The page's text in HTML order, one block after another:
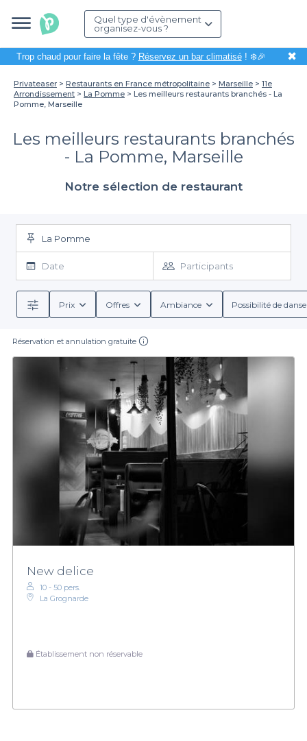
Quel type d'évènement
organisez-vous ?
Trop chaud pour faire la fête ? Réservez un bar climatisé! ❄️🎉 ✖
Privateaser Restaurants en France métropolitaine Marseille
11e
Arrondissement
La Pomme
Les meilleurs restaurants branchés - La
Pomme, Marseille
Les meilleurs restaurants branchés
- La Pomme, Marseille
Notre sélection de restaurant
La Pomme
Date Participants
Prix Offres Ambiance Possibilité de
Réservation et annulation gratuite
New delice
10 - 50 pers.
La Grognarde
Établissement non réservable